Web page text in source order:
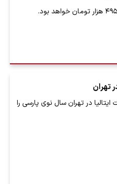
تهران
در تهران سال نوی پارسی را